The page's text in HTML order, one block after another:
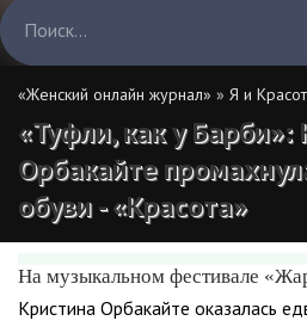
«Женский онлайн журнал» » Я и
«Туфли, как у Барби»:
Орбакайте
обуви - «Красота»
На музыкальном фестивале
Кристина Орбакайте оказалась